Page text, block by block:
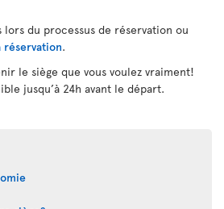
du processus de réservation ou
réservation.
le siège que vous voulez vraiment!
jusqu’à 24h avant le départ.